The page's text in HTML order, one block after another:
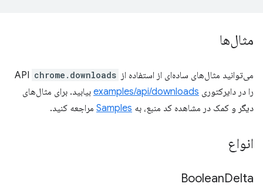
مثال‌ها
می‌توانید مثال‌های ساده‌ای از استفاده از API chrome.downloads
را در دایرکتوری examples/api/downloads بیابید. برای مثال‌های
دیگر و کمک در مشاهده کد منبع، به Samples مراجعه کنید.
انواع
BooleanDelta